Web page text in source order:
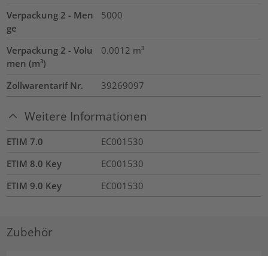
Verpackung 2 - Men
ge
5000
Verpackung 2 - Volu
men (m³)
0.0012 m³
Zollwarentarif Nr. 39269097
Weitere Informationen
ETIM 7.0
EC001530
ETIM 8.0 Key
EC001530
ETIM 9.0 Key
EC001530
Zubehör